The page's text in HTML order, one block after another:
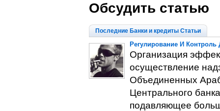
Обсудить статью
Последние Банки и кредиты Статьи
Регулирование И
Организация
осуществление
Объединенных
Центрального
подавляющее